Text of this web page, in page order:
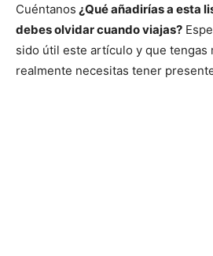
Cuéntanos ¿Qué añadirías a esta
debes olvidar cuando viajas?
sido útil este artículo y que tengas
realmente necesitas tener